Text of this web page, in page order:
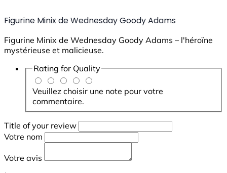
Figurine Minix de Wednesday Goody Adams
Figurine Minix de Wednesday Goody Adams – l'héroïne
mystérieuse et malicieuse.
Rating for Quality
Veuillez choisir une note pour votre
commentaire.
Title of your review
Votre nom
Votre avis